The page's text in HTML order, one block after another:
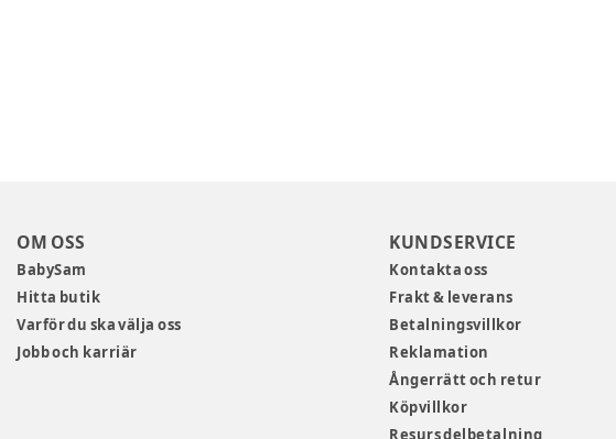
OM OSS
BabySam
Hitta butik
Varför du ska välja oss
Jobb och karriär
KUNDSERVICE
Kontakta oss
Frakt & leverans
Betalningsvillkor
Reklamation
Ångerrätt och retur
Köpvillkor
Resurs delbetalning